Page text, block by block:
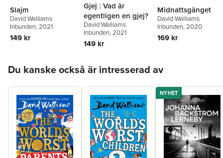
Slajm
David Walliams
Inbunden, 2021
149 kr
Gjej : Vad är
egentligen en gjej?
David Walliams
Inbunden, 2021
149 kr
Midnattsgänget
David Walliams
Inbunden, 2020
169 kr
Du kanske också är intresserad av
NYHET